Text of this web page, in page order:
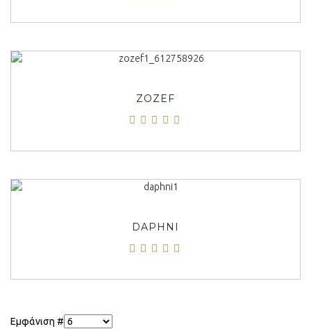
ZOZEF
DAPHNI
Εμφάνιση #